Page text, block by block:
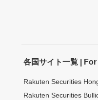
各国サイト一覧 |
Rakuten Securities
Rakuten Securities